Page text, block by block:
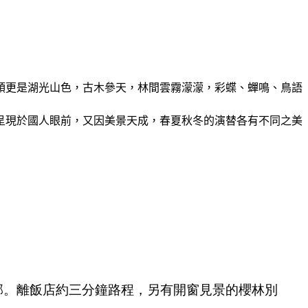
是湖光山色，古木參天，林間雲霧濛濛，彩蝶、蟬鳴、鳥語
於國人眼前，又因美景天成，春夏秋冬的演替各有不同之美
離飯店約三分鐘路程，另有開窗見景的櫻林別